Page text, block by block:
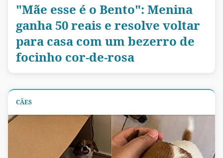
"Mãe esse é o Bento": Menina
ganha 50 reais e resolve voltar
para casa com um bezerro de
focinho cor-de-rosa
CÃES